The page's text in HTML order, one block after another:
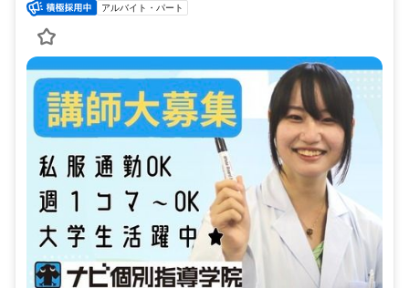
アルバイト・パート